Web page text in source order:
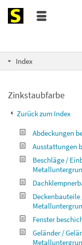
Index
Zinkstaubfarbe
Zurück zum Index
Abdeckungen
Ausstattungen
Beschläge /
Fenster
Geländer /